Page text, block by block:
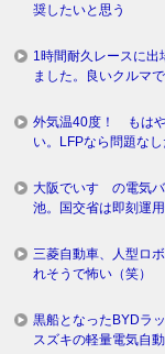
奨したいと思う
1時間耐久レースに出
ました。良いクルマ
外気温40度！ もはや
い。LFPなら問題な
大阪でいすゞの電気
池。国交省は即刻運用
三菱自動車、人型ロ
れそうで怖い（笑）
黒船となったBYDラ
スズキの軽量電気自